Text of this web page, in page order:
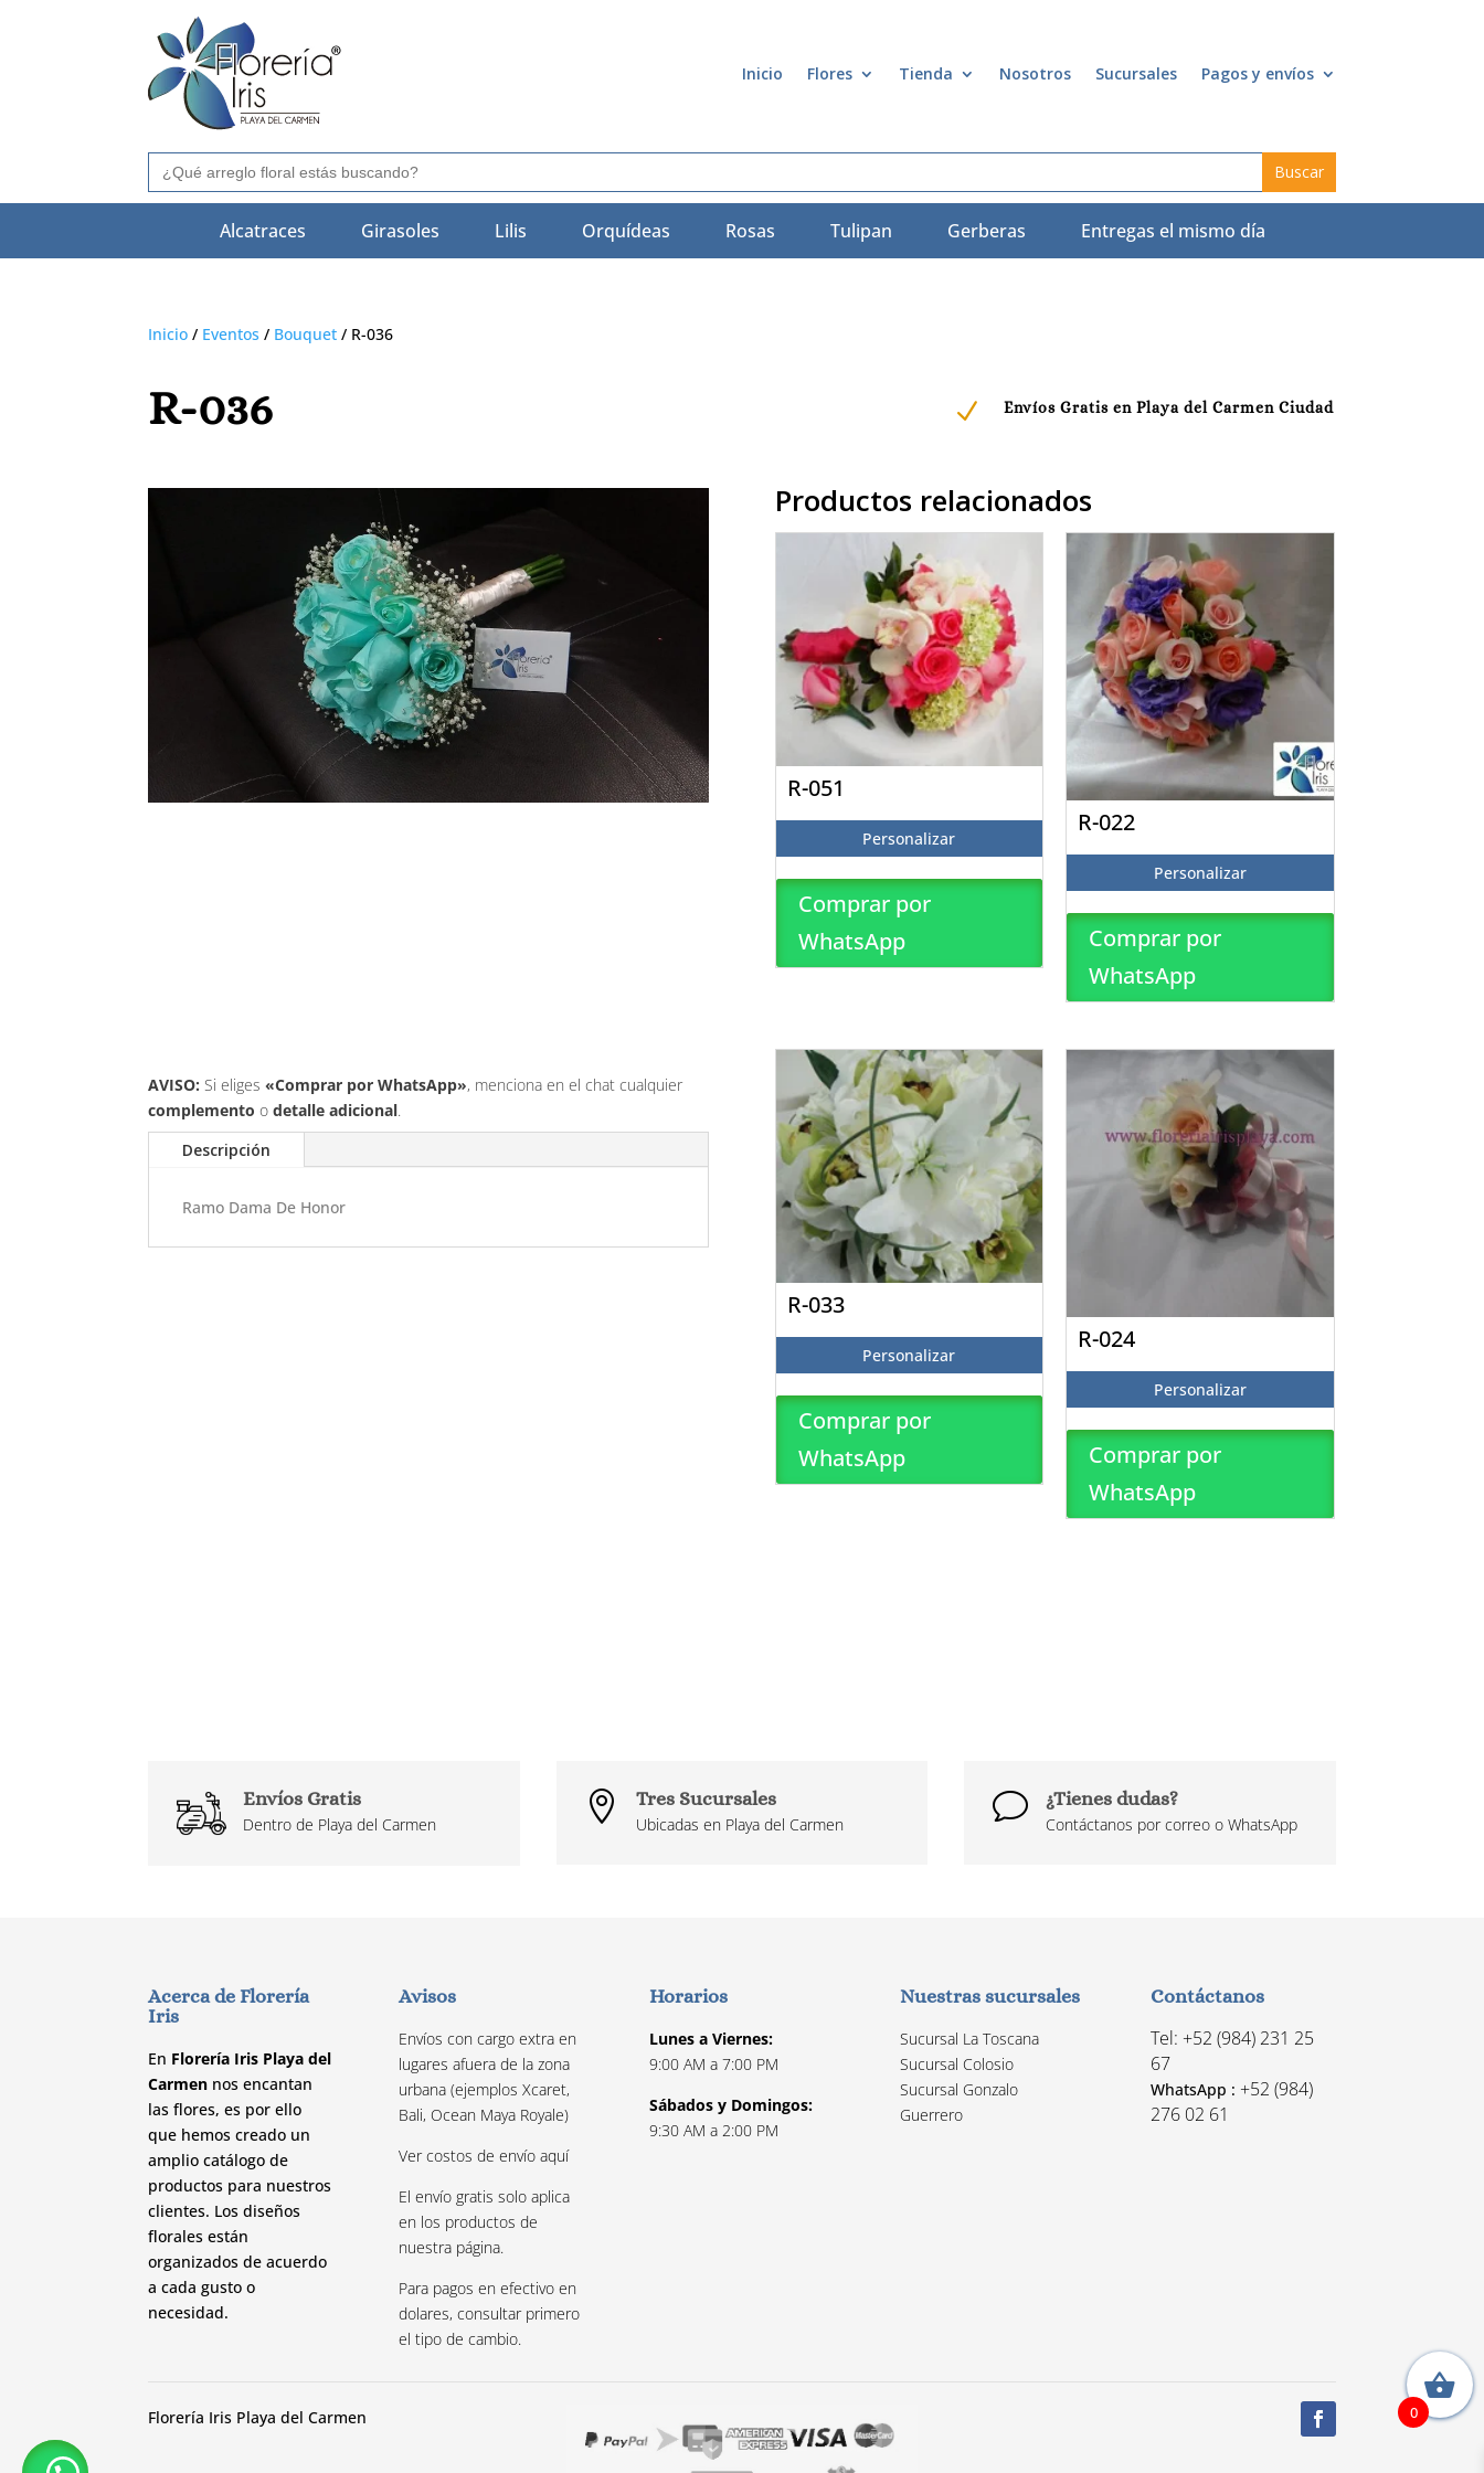
Inicio Flores Tienda Nosotros Sucursales Pagos y envíos
Buscar:
Alcatraces Girasoles Lilis Orquídeas Rosas Tulipan Gerberas Entregas el mismo día
Inicio / Eventos / Bouquet / R-036
R-036 N Envíos Gratis en Playa del Carmen Ciudad
AVISO: Si eliges«Comprar por WhatsApp», menciona en el chat cualquier
complemento odetalle adicional.
Descripción
Ramo Dama De Honor
Productos relacionados
R-051
Personalizar
Comprar por
WhatsApp
R-022
Personalizar
Comprar por
WhatsApp
R-033
Personalizar
Comprar por
WhatsApp
R-024
Personalizar
Comprar por
WhatsApp
Envíos Gratis
Dentro de Playa del Carmen
 Tres Sucursales
Ubicadas en Playa del Carmen
v ¿Tienes dudas?
Contáctanos por correo o WhatsApp
Acerca de Florería
Iris
En Florería Iris Playa del
Carmen nos encantan
las flores, es por ello
que hemos creado un
amplio catálogo de
productos para nuestros
clientes. Los diseños
florales están
organizados de acuerdo
a cada gusto o
necesidad.
Avisos
Envíos con cargo extra en
lugares afuera de la zona
urbana (ejemplos Xcaret,
Bali, Ocean Maya Royale)
Ver costos de envíoaquí
El envío gratis solo aplica
en los productos de
nuestra página.
Para pagos en efectivo en
dolares, consultar primero
el tipo de cambio.
Horarios
Lunes a Viernes:
9:00 AM a 7:00 PM
Sábados y Domingos:
9:30 AM a 2:00 PM
Nuestras sucursales
Sucursal La Toscana
Sucursal Colosio
Sucursal Gonzalo
Guerrero
Contáctanos
Tel: +52 (984) 231 25
67
WhatsApp : +52 (984)
276 02 61
Florería Iris Playa del Carmen 0